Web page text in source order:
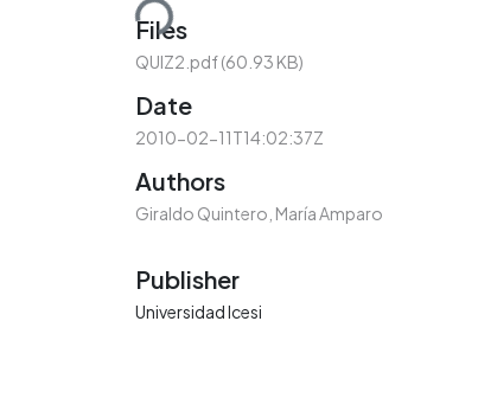
Loading...
Files
QUIZ2.pdf(60.93 KB)
Date
2010-02-11T14:02:37Z
Authors
Giraldo Quintero, María Amparo
Publisher
Universidad Icesi